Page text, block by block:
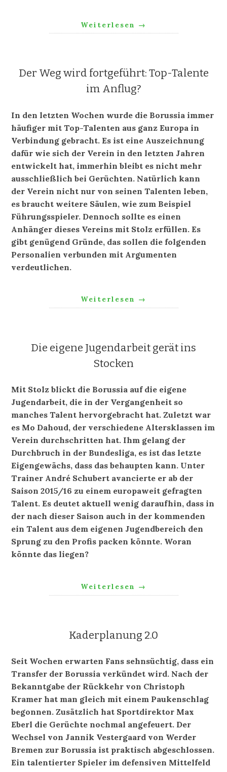
Weiterlesen →
Der Weg wird fortgeführt: Top-Talente
im Anflug?
In den letzten Wochen wurde die Borussia immer
häufiger mit Top-Talenten aus ganz Europa in
Verbindung gebracht. Es ist eine Auszeichnung
dafür wie sich der Verein in den letzten Jahren
entwickelt hat, immerhin bleibt es nicht mehr
ausschließlich bei Gerüchten. Natürlich kann
der Verein nicht nur von seinen Talenten leben,
es braucht weitere Säulen, wie zum Beispiel
Führungsspieler. Dennoch sollte es einen
Anhänger dieses Vereins mit Stolz erfüllen. Es
gibt genügend Gründe, das sollen die folgenden
Personalien verbunden mit Argumenten
verdeutlichen.
Weiterlesen →
Die eigene Jugendarbeit gerät ins
Stocken
Mit Stolz blickt die Borussia auf die eigene
Jugendarbeit, die in der Vergangenheit so
manches Talent hervorgebracht hat. Zuletzt war
es Mo Dahoud, der verschiedene Altersklassen im
Verein durchschritten hat. Ihm gelang der
Durchbruch in der Bundesliga, es ist das letzte
Eigengewächs, dass das behaupten kann. Unter
Trainer André Schubert avancierte er ab der
Saison 2015/16 zu einem europaweit gefragten
Talent. Es deutet aktuell wenig daraufhin, dass in
der nach dieser Saison auch in der kommenden
ein Talent aus dem eigenen Jugendbereich den
Sprung zu den Profis packen könnte. Woran
könnte das liegen?
Weiterlesen →
Kaderplanung 2.0
Seit Wochen erwarten Fans sehnsüchtig, dass ein
Transfer der Borussia verkündet wird. Nach der
Bekanntgabe der Rückkehr von Christoph
Kramer hat man gleich mit einem Paukenschlag
begonnen. Zusätzlich hat Sportdirektor Max
Eberl die Gerüchte nochmal angefeuert. Der
Wechsel von Jannik Vestergaard von Werder
Bremen zur Borussia ist praktisch abgeschlossen.
Ein talentierter Spieler im defensiven Mittelfeld